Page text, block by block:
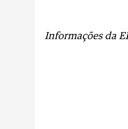
Informações da